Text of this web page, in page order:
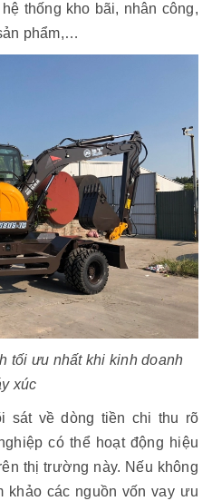
thống kho bãi, nhân công,
phẩm,…
tối ưu nhất khi kinh doanh
xúc
sát về dòng tiền chi thu rõ
có thể hoạt động hiệu
thị trường này. Nếu không
khảo các nguồn vốn vay ưu